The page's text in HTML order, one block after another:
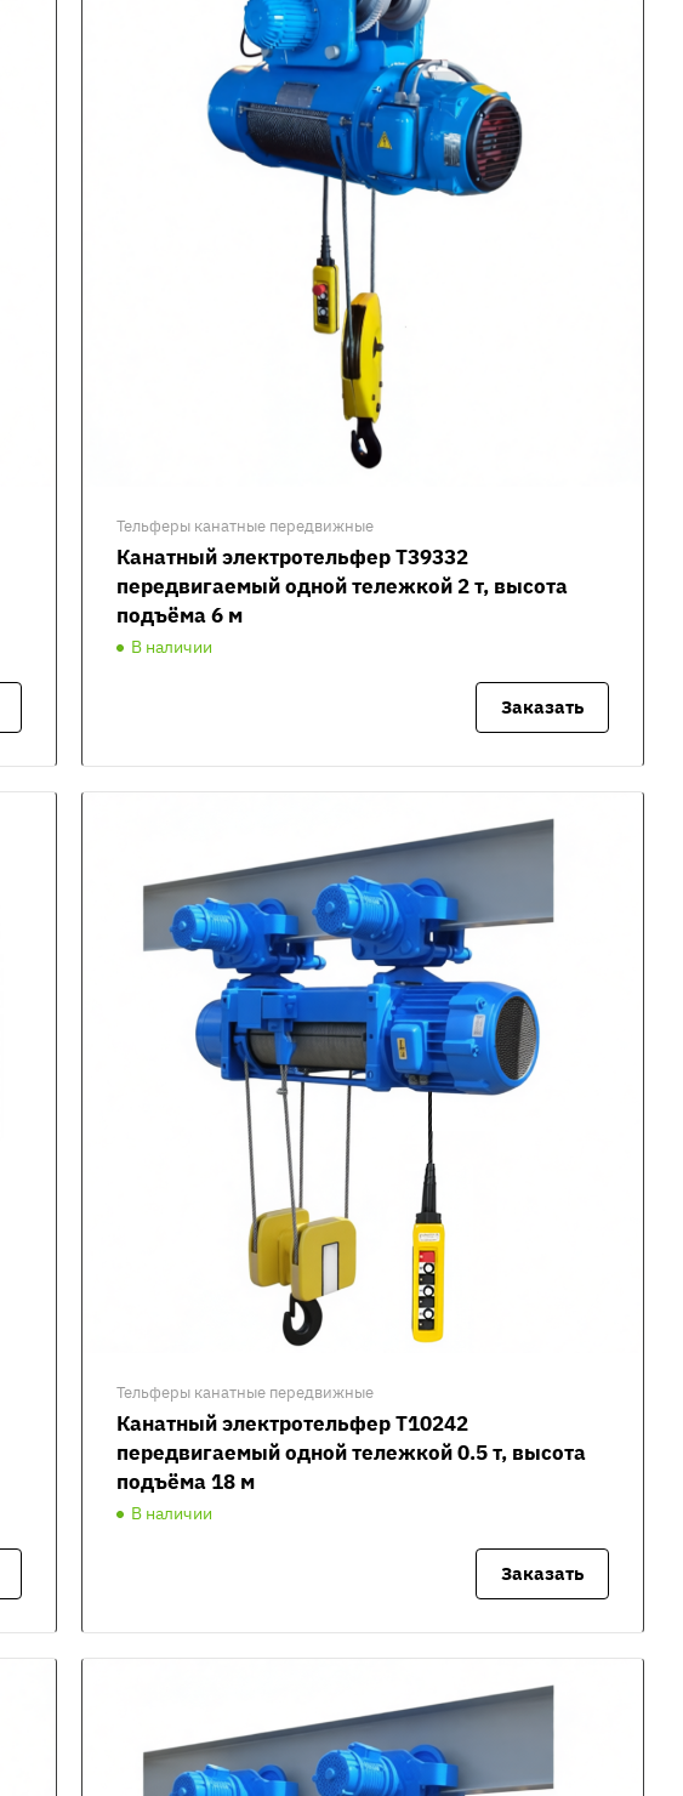
Тельферы канатные передвижные
Канатный электротельфер Т39332
передвигаемый одной тележкой 2 т, высота
подъёма 6 м
В наличии
Заказать
Тельферы канатные передвижные
Канатный электротельфер Т10242
передвигаемый одной тележкой 0.5 т, высота
подъёма 18 м
В наличии
Заказать